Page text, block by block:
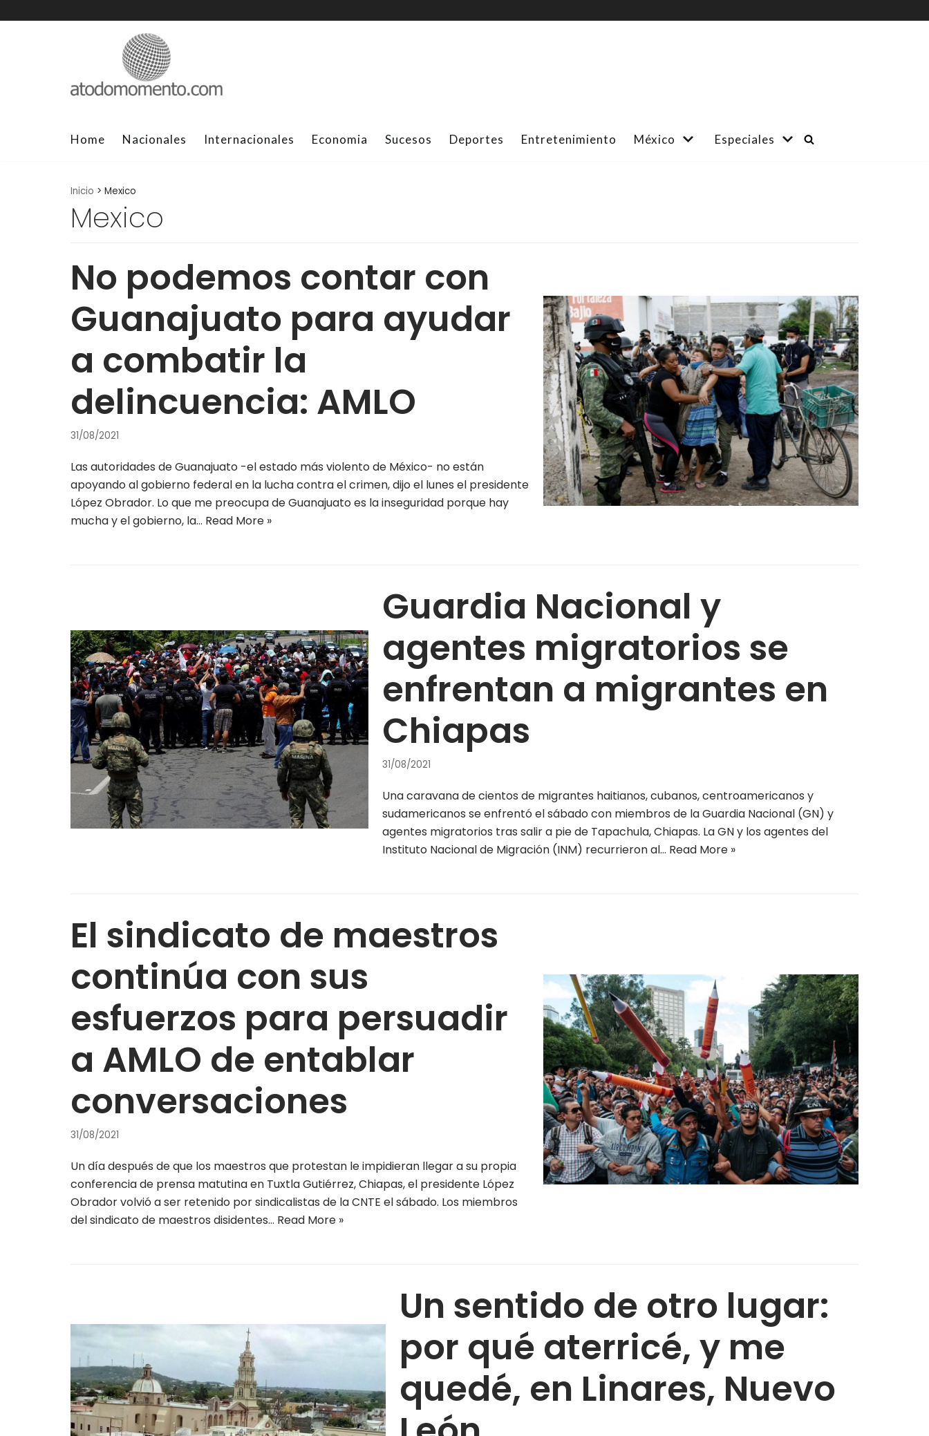
Home Nacionales Internacionales Economia Sucesos Deportes Entretenimiento México Especiales
Inicio > Mexico
Mexico
No podemos contar con
Guanajuato para ayudar
a combatir la
delincuencia: AMLO
31/08/2021
Las autoridades de Guanajuato -el estado más violento de México- no están
apoyando al gobierno federal en la lucha contra el crimen, dijo el lunes el presidente
López Obrador. Lo que me preocupa de Guanajuato es la inseguridad porque hay
mucha y el gobierno, la… Read More »
Guardia Nacional y
agentes migratorios se
enfrentan a migrantes en
Chiapas
31/08/2021
Una caravana de cientos de migrantes haitianos, cubanos, centroamericanos y
sudamericanos se enfrentó el sábado con miembros de la Guardia Nacional (GN) y
agentes migratorios tras salir a pie de Tapachula, Chiapas. La GN y los agentes del
Instituto Nacional de Migración (INM) recurrieron al… Read More »
El sindicato de maestros
continúa con sus
esfuerzos para persuadir
a AMLO de entablar
conversaciones
31/08/2021
Un día después de que los maestros que protestan le impidieran llegar a su propia
conferencia de prensa matutina en Tuxtla Gutiérrez, Chiapas, el presidente López
Obrador volvió a ser retenido por sindicalistas de la CNTE el sábado. Los miembros
del sindicato de maestros disidentes… Read More »
Un sentido de otro lugar:
por qué aterricé, y me
quedé, en Linares, Nuevo